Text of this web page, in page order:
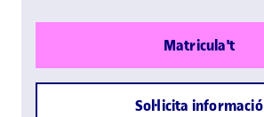
Matricula't
Sol·licita informació